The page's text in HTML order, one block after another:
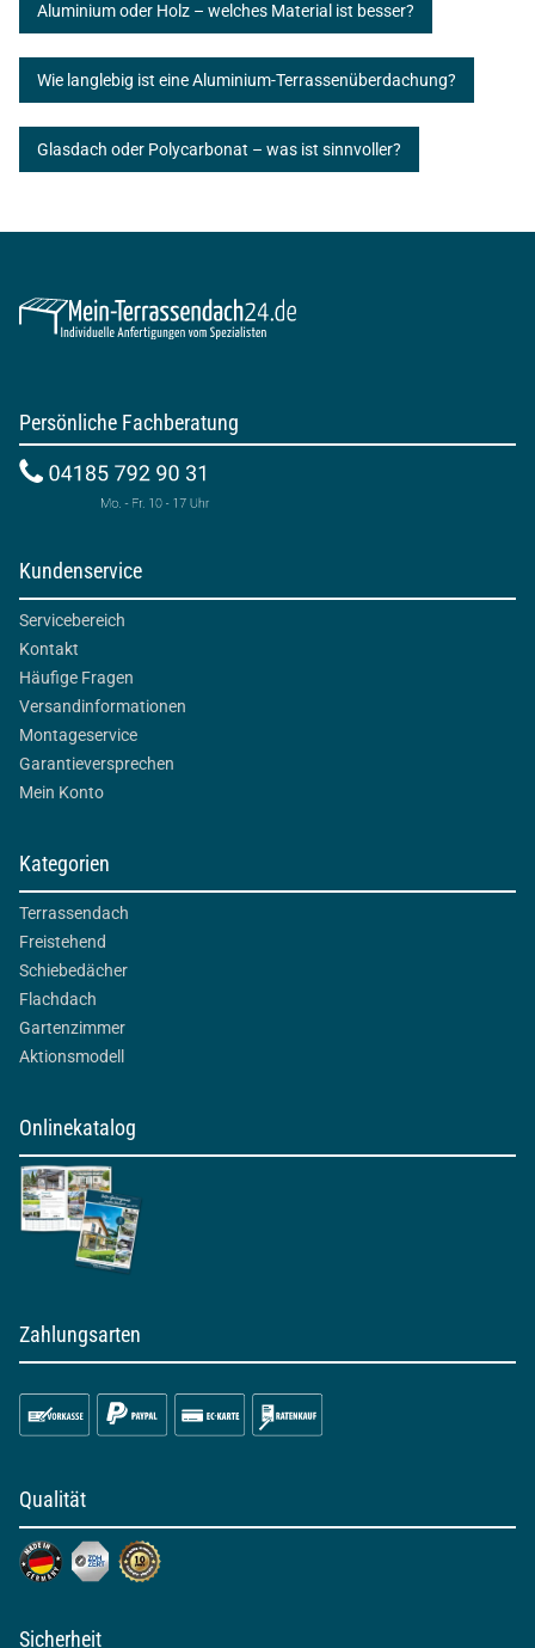
Aluminium oder Holz – welches Material ist besser?
Wie langlebig ist eine Aluminium-Terrassenüberdachung?
Glasdach oder Polycarbonat – was ist sinnvoller?
Persönliche Fachberatung
Kundenservice
Servicebereich
Kontakt
Häufige Fragen
Versandinformationen
Montageservice
Garantieversprechen
Mein Konto
Kategorien
Terrassendach
Freistehend
Schiebedächer
Flachdach
Gartenzimmer
Aktionsmodell
Onlinekatalog
Zahlungsarten
Qualität
Sicherheit